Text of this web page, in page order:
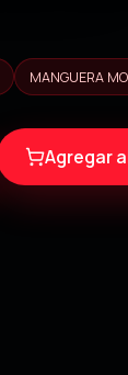
MANGUERA
Agregar